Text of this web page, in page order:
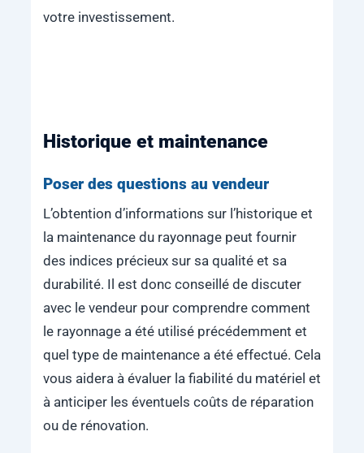
votre investissement.
Historique et maintenance
Poser des questions au vendeur
L’obtention d’informations sur l’historique et
la maintenance du rayonnage peut fournir
des indices précieux sur sa qualité et sa
durabilité. Il est donc conseillé de discuter
avec le vendeur pour comprendre comment
le rayonnage a été utilisé précédemment et
quel type de maintenance a été effectué. Cela
vous aidera à évaluer la fiabilité du matériel et
à anticiper les éventuels coûts de réparation
ou de rénovation.